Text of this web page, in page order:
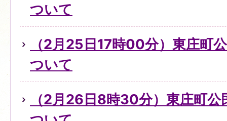
ついて
（2月25日17時00分）東庄町
ついて
（2月26日8時30分）東庄町